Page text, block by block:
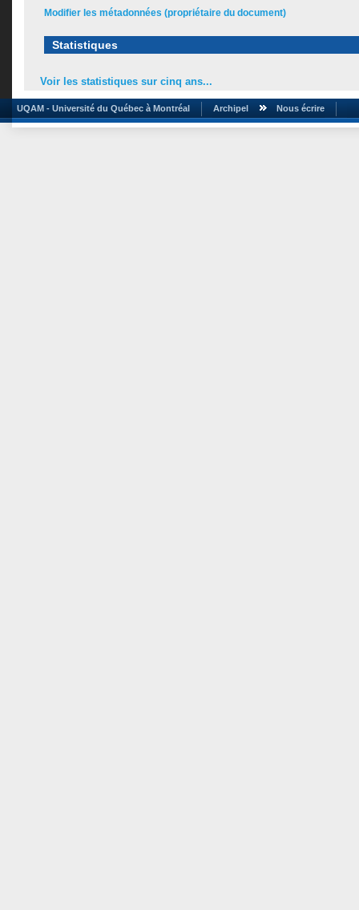
Modifier les métadonnées (propriétaire du document)
Statistiques
Voir les statistiques sur cinq ans...
UQAM - Université du Québec à Montréal Archipel Nous écrire